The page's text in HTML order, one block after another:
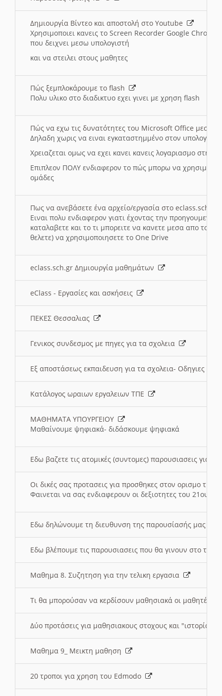
Δημιουργία Βίντεο και αποστολή στο Youtube
Χρησιμοποιει κανεις το Screen Recorder Google Chrome
που δειχνει μεσω υπολογιστή
και να στειλει στους μαθητες
Πώς ξεμπλοκάρουμε το flash
Πολυ υλικο στο διαδικτυο εχει γινει με χρηση flash
Πώς να εχω τις δυνατότητες του Microsoft Office μεσω
Δηλαδη χωρις να ειναι εγκαταστημμένο στον
Χρειαζεται ομως να εχει κανει κανεις λογαριασμο στη
Επιπλεον ΠΟΛΥ ενδιαφερον το πώς μπορω να
ομάδες
Πως να ανεβάσετε ένα αρχείο/εργασία στο eclass.sch.gr
Ειναι πολυ ενδιαφερον γιατι έχοντας την
καταλαβετε και το τι μπορειτε να κανετε μεσα απο το
θελετε) να χρησιμοποιησετε το One Drive
eclass.sch.gr Δημιουργία μαθημάτων
eClass - Εργασίες και ασκήσεις
ΠΕΚΕΣ Θεσσαλιας
Γενικος συνδεσμος με πηγες για τα σχολεια
Εξ αποστάσεως εκπαιδευση για τα σχολεια- Οδηγιες
Κατάλογος ωραιων εργαλειων ΤΠΕ
ΜΑΘΗΜΑΤΑ ΥΠΟΥΡΓΕΙΟΥ
Μαθαίνουμε ψηφιακά- διδάσκουμε ψηφιακά
Εδω βαζετε τις ατομικές (συντομες) παρουσιασεις για
Οι δικές σας προτασεις για προσθηκες στον ορισμο
Φαινεται να σας ενδιαφερουν οι δεξιοτητες του 21ου
Εδω δηλώνουμε τη διευθυνση της παρουσίασής μας
Εδω βλέπουμε τις παρουσιασεις που θα γινουν στο
Μαθημα 8. Συζητηση για την τελικη εργασια
Τι θα μπορούσαν να κερδίσουν μαθησιακά οι μαθητές/
Δύο προτάσεις για μαθησιακους στοχους και "ιστορία"
Μαθημα 9_ Μεικτη μαθηση
20 τροποι για χρηση του Edmodo